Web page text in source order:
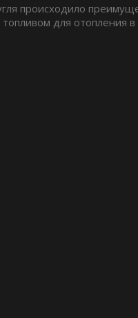
происходило
для отопления в